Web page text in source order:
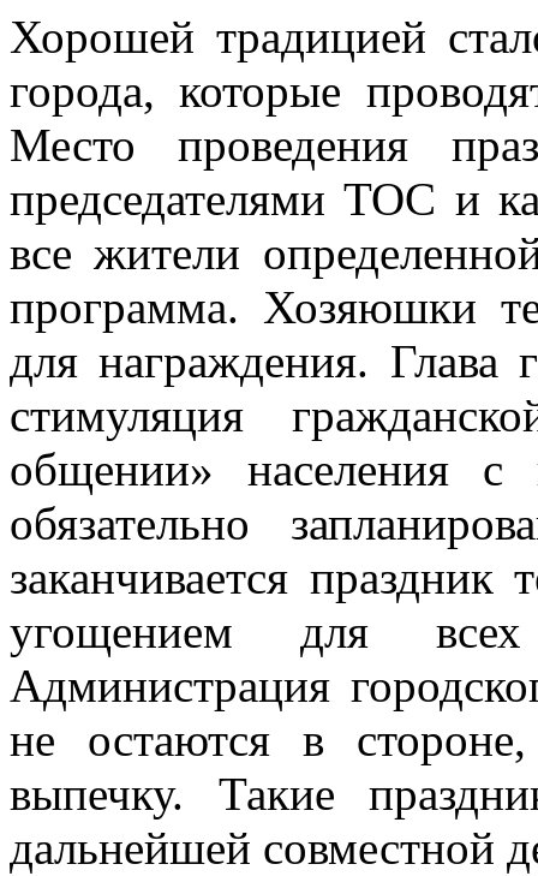
Хорошей традицией
города, которые
Место проведения
председателями ТОС и
все жители
программа. Хозяюшки
для награждения. Глава
стимуляция
общении» населения с
обязательно
заканчивается
угощением для всех
Администрация
не остаются в
выпечку. Такие
дальнейшей совместной